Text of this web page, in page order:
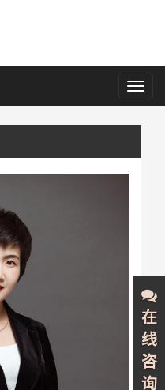
在
线
咨
询